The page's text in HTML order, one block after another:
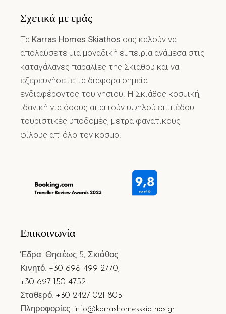
Σχετικά με εμάς
Τα Karras Homes Skiathos σας καλούν να
απολαύσετε μια μοναδική εμπειρία ανάμεσα στις
καταγάλανες παραλίες της Σκιάθου και να
εξερευνήσετε τα διάφορα σημεία
ενδιαφέροντος του νησιού. Η Σκιάθος κοσμική,
ιδανική για όσους απαιτούν υψηλού επιπέδου
τουριστικές υποδομές, μετρά φανατικούς
φίλους απ’ όλο τον κόσμο.
Επικοινωνία
Έδρα: Θησέως 5, Σκιάθος
Κινητό: +30 698 499 2770,
+30 697 150 4752
Σταθερό: +30 2427 021 805
Πληροφορίες: info@karrashomesskiathos.gr